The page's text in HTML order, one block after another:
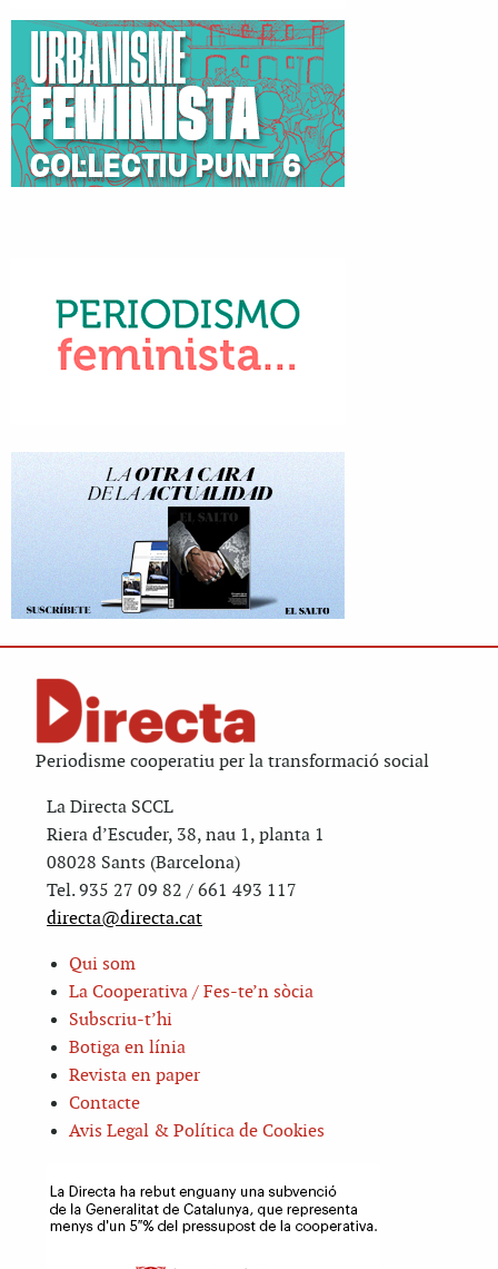
Periodisme cooperatiu per la transformació social
La Directa SCCL
Riera d’Escuder, 38, nau 1, planta 1
08028 Sants (Barcelona)
Tel. 935 27 09 82 / 661 493 117
directa@directa.cat
Qui som
La Cooperativa / Fes-te’n sòcia
Subscriu-t’hi
Botiga en línia
Revista en paper
Contacte
Avis Legal & Política de Cookies